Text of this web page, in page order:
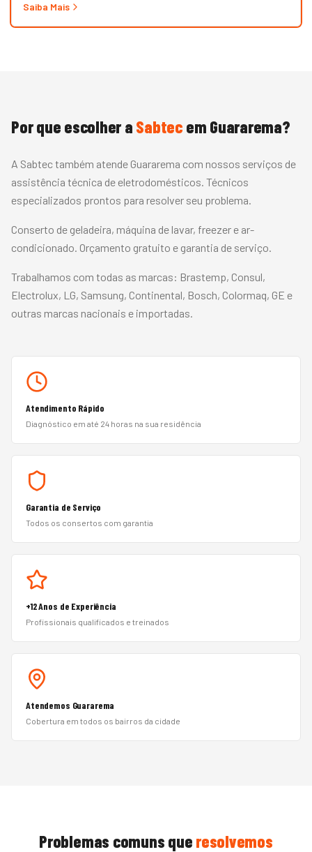
Saiba Mais
Por que escolher a Sabtec em Guararema?
A Sabtec também atende Guararema com nossos serviços de
assistência técnica de eletrodomésticos. Técnicos
especializados prontos para resolver seu problema.
Conserto de geladeira, máquina de lavar, freezer e ar-
condicionado. Orçamento gratuito e garantia de serviço.
Trabalhamos com todas as marcas: Brastemp, Consul,
Electrolux, LG, Samsung, Continental, Bosch, Colormaq, GE e
outras marcas nacionais e importadas.
Atendimento Rápido
Diagnóstico em até 24 horas na sua residência
Garantia de Serviço
Todos os consertos com garantia
+12 Anos de Experiência
Profissionais qualificados e treinados
Atendemos Guararema
Cobertura em todos os bairros da cidade
Problemas comuns que resolvemos